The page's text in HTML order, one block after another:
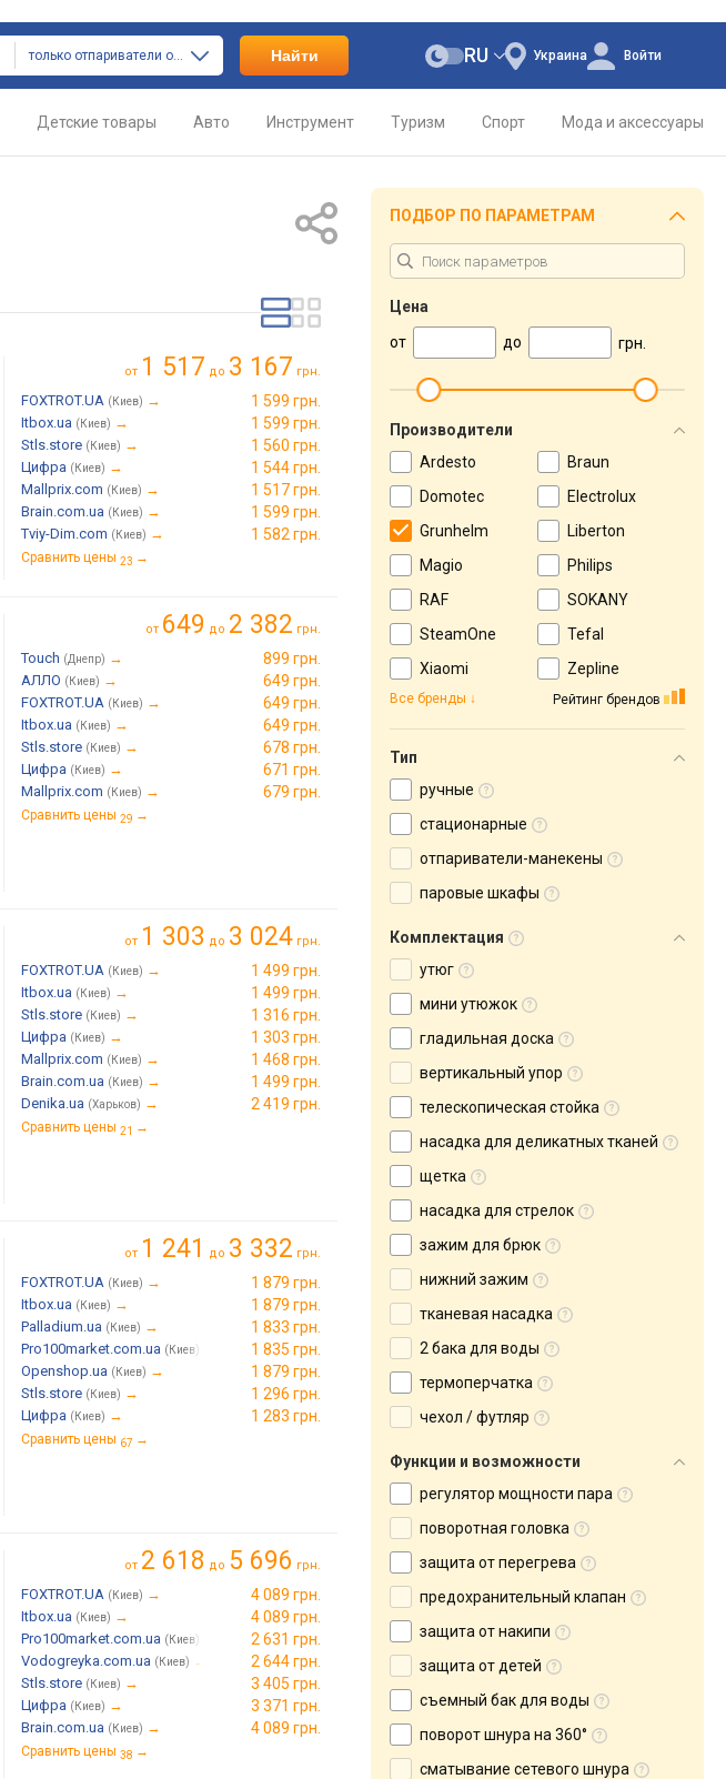
только отпариватели одежды Найти Украина
RU Войти
Детские товары Авто Инструмент Туризм Спорт Мода и аксессуары
от 1 517 до 3 167 грн.
FOXTROT.UA (Киев) → 1 599 грн.
Itbox.ua (Киев) → 1 599 грн.
Stls.store (Киев) → 1 560 грн.
Цифра (Киев) → 1 544 грн.
Mallprix.com (Киев) → 1 517 грн.
Brain.com.ua (Киев) → 1 599 грн.
Tviy-Dim.com (Киев) → 1 582 грн.
Сравнить цены 23 →
от 649 до 2 382 грн.
Touch (Днепр) → 899 грн.
АЛЛО (Киев) → 649 грн.
FOXTROT.UA (Киев) → 649 грн.
Itbox.ua (Киев) → 649 грн.
Stls.store (Киев) → 678 грн.
Цифра (Киев) → 671 грн.
Mallprix.com (Киев) → 679 грн.
Сравнить цены 29 →
от 1 303 до 3 024 грн.
FOXTROT.UA (Киев) → 1 499 грн.
Itbox.ua (Киев) → 1 499 грн.
Stls.store (Киев) → 1 316 грн.
Цифра (Киев) → 1 303 грн.
Mallprix.com (Киев) → 1 468 грн.
Brain.com.ua (Киев) → 1 499 грн.
Denika.ua (Харьков) → 2 419 грн.
Сравнить цены 21 →
от 1 241 до 3 332 грн.
FOXTROT.UA (Киев) → 1 879 грн.
Itbox.ua (Киев) → 1 879 грн.
Palladium.ua (Киев) → 1 833 грн.
Pro100market.com.ua (Киев) 1 835 грн.
Openshop.ua (Киев) → 1 879 грн.
Stls.store (Киев) → 1 296 грн.
Цифра (Киев) → 1 283 грн.
Сравнить цены 67 →
от 2 618 до 5 696 грн.
FOXTROT.UA (Киев) → 4 089 грн.
Itbox.ua (Киев) → 4 089 грн.
Pro100market.com.ua (Киев) 2 631 грн.
Vodogreyka.com.ua (Киев) → 2 644 грн.
Stls.store (Киев) → 3 405 грн.
Цифра (Киев) → 3 371 грн.
Brain.com.ua (Киев) → 4 089 грн.
Сравнить цены 38 →
ПОДБОР ПО ПАРАМЕТРАМ
Цена
от
до грн.
Производители
Ardesto
Braun
Domotec
Electrolux
Grunhelm
Liberton
Magio
Philips
RAF
SOKANY
SteamOne
Tefal
Xiaomi
Zepline
Рейтинг брендов
Все бренды
Тип
ручные
стационарные
отпариватели-манекены
паровые шкафы
Комплектация
утюг
мини утюжок
гладильная доска
вертикальный упор
телескопическая стойка
насадка для деликатных тканей
щетка
насадка для стрелок
зажим для брюк
нижний зажим
тканевая насадка
2 бака для воды
термоперчатка
чехол / футляр
Функции и возможности
регулятор мощности пара
поворотная головка
защита от перегрева
предохранительный клапан
защита от накипи
защита от детей
съемный бак для воды
поворот шнура на 360°
сматывание сетевого шнура